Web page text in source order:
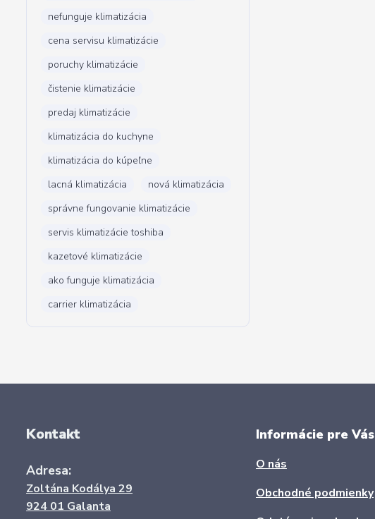
nefunguje klimatizácia
cena servisu klimatizácie
poruchy klimatizácie
čistenie klimatizácie
predaj klimatizácie
klimatizácia do kuchyne
klimatizácia do kúpeľne
lacná klimatizácia
nová klimatizácia
správne fungovanie klimatizácie
servis klimatizácie toshiba
kazetové klimatizácie
ako funguje klimatizácia
carrier klimatizácia
Kontakt
Adresa:
Zoltána Kodálya 29
924 01 Galanta
Informácie pre Vás
O nás
Obchodné podmienky